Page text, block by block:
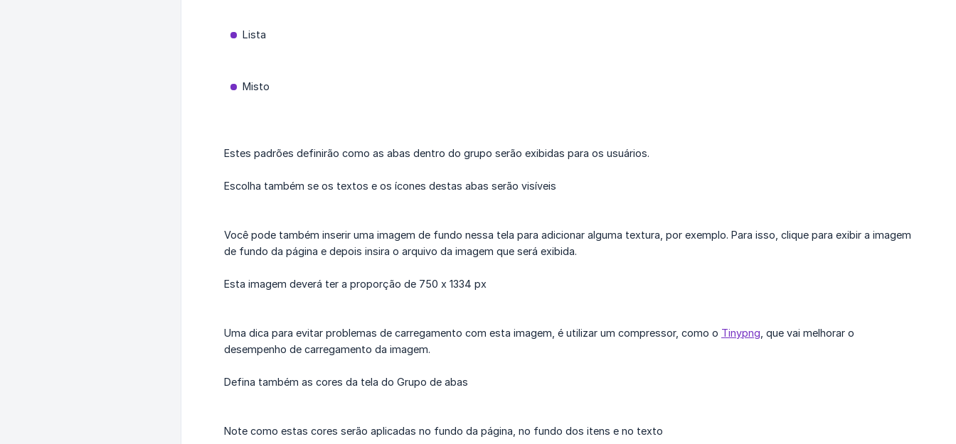
Lista
Misto
Estes padrões definirão como as abas dentro do grupo serão exibidas para os usuários.
Escolha também se os textos e os ícones destas abas serão visíveis
Você pode também inserir uma imagem de fundo nessa tela para adicionar alguma textura, por exemplo. Para isso, clique para exibir a imagem
de fundo da página e depois insira o arquivo da imagem que será exibida.
Esta imagem deverá ter a proporção de 750 x 1334 px
Uma dica para evitar problemas de carregamento com esta imagem, é utilizar um compressor, como o Tinypng , que vai melhorar o
desempenho de carregamento da imagem.
Defina também as cores da tela do Grupo de abas
Note como estas cores serão aplicadas no fundo da página, no fundo dos itens e no texto